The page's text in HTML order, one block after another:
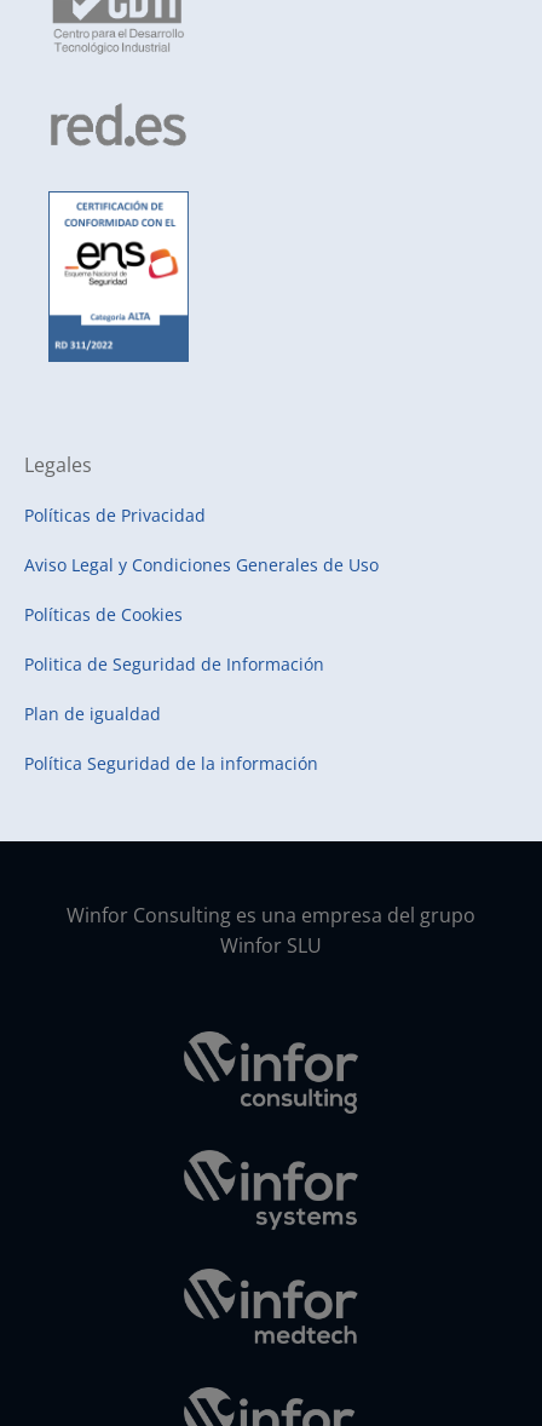
Legales
Políticas de Privacidad
Aviso Legal y Condiciones Generales de Uso
Políticas de Cookies
Politica de Seguridad de Información
Plan de igualdad
Política Seguridad de la información
Winfor Consulting es una empresa del grupo
Winfor SLU